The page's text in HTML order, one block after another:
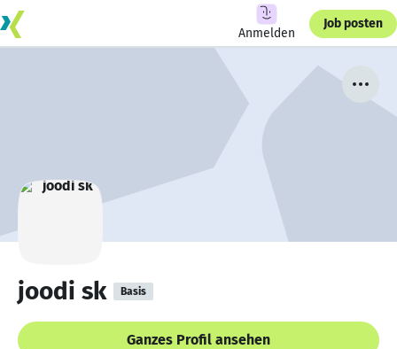
Anmelden
Job posten
joodi sk Basis
Ganzes Profil ansehen